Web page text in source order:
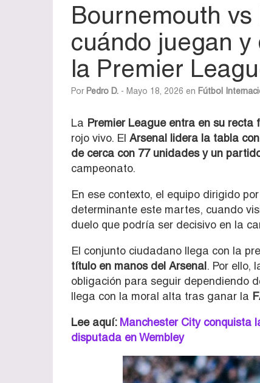
Bournemouth
cuándo juegan
la Premier
Por Pedro D. - Mayo 18, 2026 en Fútbol
La Premier League entra en su recta
rojo vivo. El Arsenal lidera la tabla
de cerca con 77 unidades y un
campeonato.
En ese contexto, el equipo dirigido por
determinante este martes, cuando
duelo que podría ser decisivo en la
El conjunto ciudadano llega con la
título en manos del Arsenal. Por ello,
obligación para seguir dependiendo
llega con la moral alta tras ganar la
Lee aquí:Manchester City conquista
disputada en Wembley